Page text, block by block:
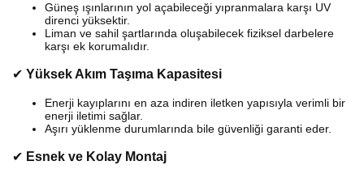
Güneş ışınlarının yol açabileceği yıpranmalara karşı UV
direnci yüksektir.
Liman ve sahil şartlarında oluşabilecek fiziksel darbelere
karşı ek korumalıdır.
✔ Yüksek Akım Taşıma Kapasitesi
Enerji kayıplarını en aza indiren iletken yapısıyla verimli bir
enerji iletimi sağlar.
Aşırı yüklenme durumlarında bile güvenliği garanti eder.
✔ Esnek ve Kolay Montaj